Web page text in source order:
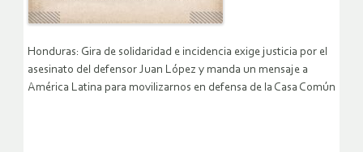
Honduras: Gira de solidaridad e incidencia exige justicia por el
asesinato del defensor Juan López y manda un mensaje a
América Latina para movilizarnos en defensa de la Casa Común